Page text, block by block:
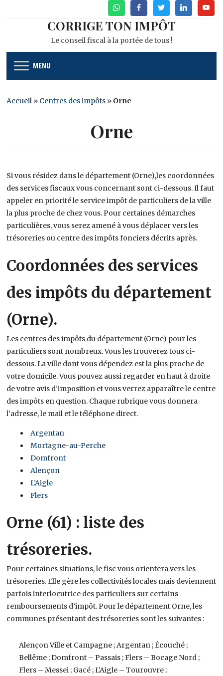
WhatsAppFacebookTwitterLinkedin
CORRIGE TON IMPÔT
Le conseil fiscal à la portée de tous !
MENU
Accueil » Centres des impôts » Orne
Orne
Si vous résidez dans le département (Orne),les coordonnées
des services fiscaux vous concernant sont ci-dessous. Il faut
appeler en priorité le service impôt de particuliers de la ville
la plus proche de chez vous. Pour certaines démarches
particulières, vous serez amené à vous déplacer vers les
trésoreries ou centre des impôts fonciers décrits après.
Coordonnées des services
des impôts du département
(Orne).
Les centres des impôts du département (Orne) pour les
particuliers sont nombreux. Vous les trouverez tous ci-
dessous. La ville dont vous dépendez est la plus proche de
votre domicile. Vous pouvez aussi regarder en haut à droite
de votre avis d’imposition et vous verrez apparaître le centre
des impôts en question. Chaque rubrique vous donnera
l’adresse, le mail et le téléphone direct.
Argentan
Mortagne-au-Perche
Domfront
Alençon
L’Aigle
Flers
Orne (61) : liste des
trésoreries.
Pour certaines situations, le fisc vous orientera vers les
trésoreries. Elle gère les collectivités locales mais deviennent
parfois interlocutrice des particuliers sur certains
remboursements d’impôt. Pour le département Orne, les
communes présentant des trésoreries sont les suivantes :
Alençon Ville et Campagne ; Argentan ; Écouché ;
Bellême ; Domfront – Passais ; Flers – Bocage Nord ;
Flers – Messei ; Gacé ; L’Aigle – Tourouvre ;